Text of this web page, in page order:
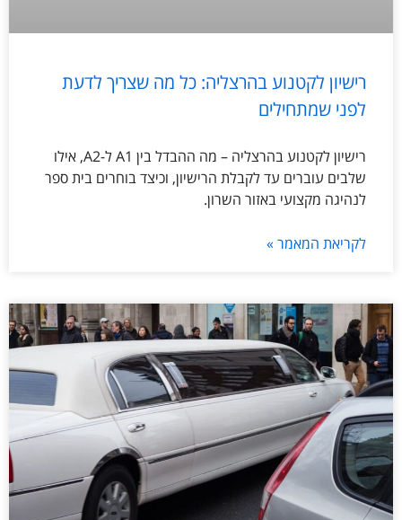
רישיון לקטנוע בהרצליה: כל מה שצריך לדעת
לפני שמתחילים
רישיון לקטנוע בהרצליה – מה ההבדל בין A1 ל-A2, אילו
שלבים עוברים עד לקבלת הרישיון, וכיצד בוחרים בית ספר
לנהיגה מקצועי באזור השרון.
לקריאת המאמר »